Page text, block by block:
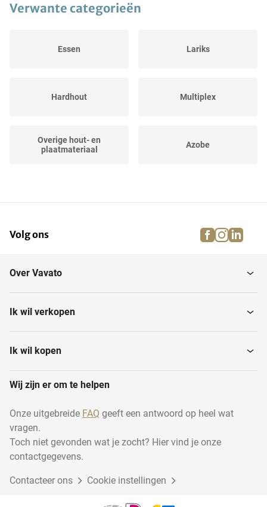
Verwante categorieën
Essen Lariks
Hardhout Multiplex
Overige hout- en
plaatmateriaal
Azobe
Iroko
Eiken balken en
Douglas
Redwood
Volg ons facebook
Over Vavato
Ik wil verkopen
Ik wil kopen
Wij zijn er om te helpen
Onze uitgebreide FAQ geeft een antwoord op heel wat
vragen.
Toch niet gevonden wat je zocht? Hier vind je onze
contactgegevens.
Contacteer ons Cookie instellingen